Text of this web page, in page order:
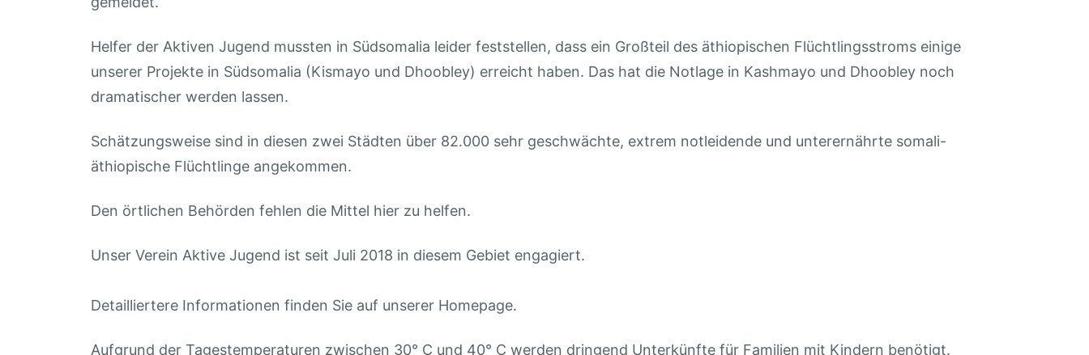
Helfer der Aktiven Jugend mussten in Südsomalia leider feststellen, dass ein Großteil des äthiopischen Flüchtlingsstroms einige
unserer Projekte in Südsomalia (Kismayo und Dhoobley) erreicht haben. Das hat die Notlage in Kashmayo und Dhoobley noch
dramatischer werden lassen.
Schätzungsweise sind in diesen zwei Städten über 82.000 sehr geschwächte, extrem notleidende und unterernährte somali-
äthiopische Flüchtlinge angekommen.
Den örtlichen Behörden fehlen die Mittel hier zu helfen.
Unser Verein Aktive Jugend ist seit Juli 2018 in diesem Gebiet engagiert.
Detailliertere Informationen finden Sie auf unserer Homepage.
Aufgrund der Tagestemperaturen zwischen 30° C und 40° C werden dringend Unterkünfte für Familien mit Kindern benötigt.